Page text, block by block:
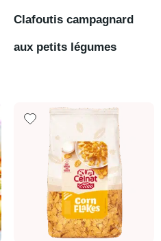
Clafoutis campagnard
aux petits légumes